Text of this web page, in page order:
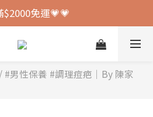
送150元購物金💗💗
$2000免運💗💗
送150元購物金💗💗
/ #男性保養 #調理痘疤｜By 陳家